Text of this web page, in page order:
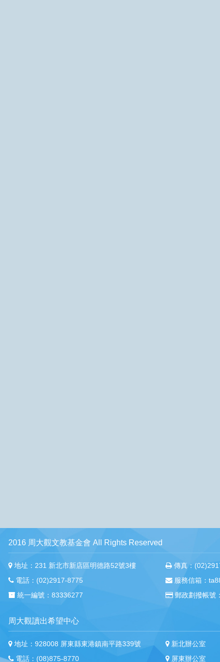
2016 周大觀文教基金會 All Rights Reserved
地址：231 新北市新店區明德路52號3樓
電話：(02)2917-8775
統一編號：83336277
傳真：
服務信箱：
郵政劃撥帳號
周大觀讀出希望中心
地址：928008 屏東縣東港鎮南平路339號
電話：(08)875-8770
新北辦公室
屏東辦公室